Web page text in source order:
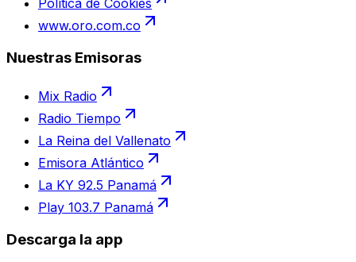
Política de Cookies
www.oro.com.co
Nuestras Emisoras
Mix Radio
Radio Tiempo
La Reina del Vallenato
Emisora Atlántico
La KY 92.5 Panamá
Play 103.7 Panamá
Descarga la app